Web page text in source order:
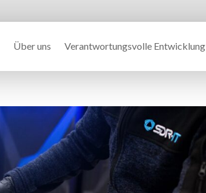
Über uns Verantwortungsvolle Entwicklung